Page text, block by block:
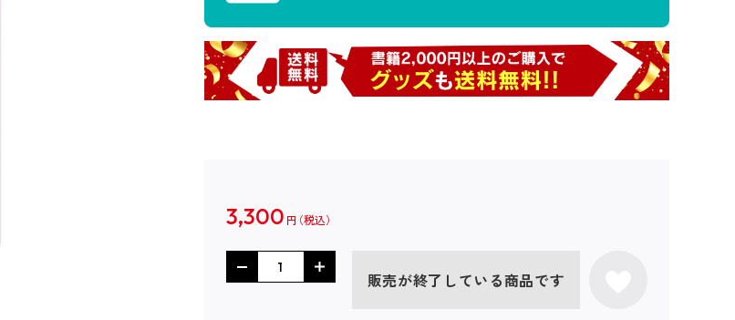
3,300 円
販売が終了している商品です